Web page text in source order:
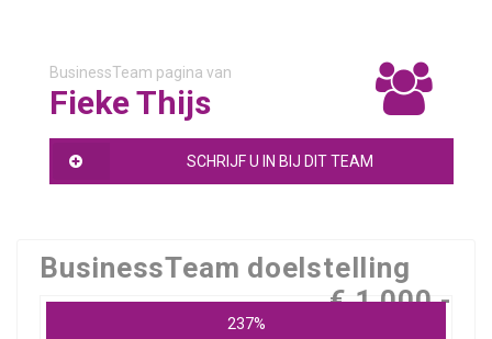
BusinessTeam pagina van
Fieke Thijs
SCHRIJF U IN BIJ DIT TEAM
BusinessTeam doelstelling
€ 1.000,-
237%